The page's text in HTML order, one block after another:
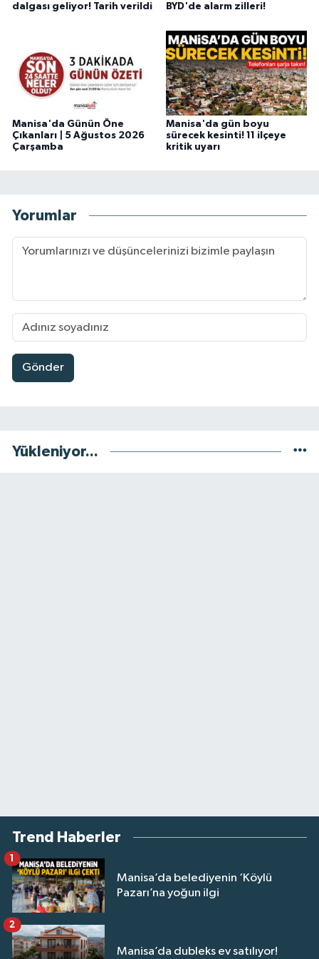
dalgası geliyor! Tarih verildi
BYD'de alarm zilleri!
Manisa'da Günün Öne
Çıkanları | 5 Ağustos 2026
Çarşamba
Manisa'da gün boyu
sürecek kesinti! 11 ilçeye
kritik uyarı
Yorumlar
Gönder
Yükleniyor...
Trend Haberler
Manisa’da belediyenin ‘Köylü
Pazarı’na yoğun ilgi
1
Manisa’da dubleks ev satılıyor!
2